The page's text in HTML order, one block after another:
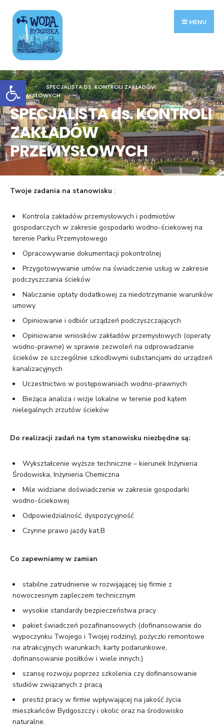
Otwórz pasek narzędzi
content
MENU
HOME
SPECJALISTA DS. KONTROLI ZAKŁADÓW
PRZEMYSŁOWYCH
SPECJALISTA ds. KONTROLI
ZAKŁADÓW
PRZEMYSŁOWYCH
Twoje zadania na stanowisku :
Kontrola zakładów przemysłowych i podmiotów
gospodarczych w zakresie gospodarki wodno-ściekowej na
terenie Parku Przemysłowego
Opracowywanie dokumentacji pokontrolnej
Przygotowywanie umów na świadczenie usług w zakresie
podczyszczania ścieków
Naliczanie opłaty dodatkowej za niedotrzymanie warunków
umowy
Opiniowanie i odbiór urządzeń podczyszczających
Opiniowanie wniosków zakładów przemysłowych (operaty
wodno-prawne) w sprawie zezwoleń na odprowadzanie
ścieków ze szczególnie szkodliwymi substancjami do urządzeń
kanalizacyjnych
Uczestnictwo w postępowaniach wodno-prawnych
Bieżąca analiza i wizje lokalne w terenie pod kątem
nielegalnych zrzutów ścieków
Do realizacji zadań na tym stanowisku niezbędne są:
Wykształcenie wyższe techniczne – kierunek Inżynieria
Środowiska, Inżynieria Chemiczna
Mile widziane doświadczenie w zakresie gospodarki
wodno-ściekowej
Odpowiedzialność, dyspozycyjność
Czynne prawo jazdy kat.B
Co zapewniamy w zamian
stabilne zatrudnienie w rozwijającej się firmie z
nowoczesnym zapleczem technicznym
wysokie standardy bezpieczeństwa pracy
pakiet świadczeń pozafinansowych (dofinansowanie do
wypoczynku Twojego i Twojej rodziny), pożyczki remontowe
na atrakcyjnych warunkach, karty podarunkowe,
dofinansowanie posiłków i wiele innych.)
szansę rozwoju poprzez szkolenia czy dofinansowanie
studiów związanych z pracą
prestiż pracy w firmie wpływającej na jakość życia
mieszkańców Bydgoszczy i okolic oraz na środowisko
naturalne.
for: